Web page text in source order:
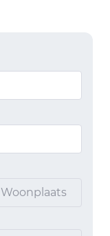
Woonplaats